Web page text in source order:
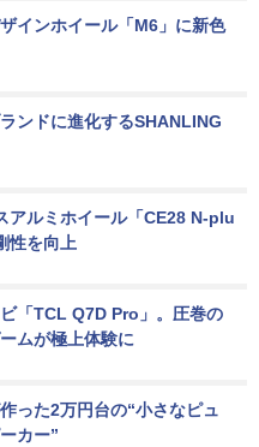
インホイール「M6」に新色
ンドに進化するSHANLING
アルミホイール「CE28 N-plu
性を向上
「TCL Q7D Pro」。圧巻の
ムが極上体験に
った2万円台の“小さなピュ
カー”